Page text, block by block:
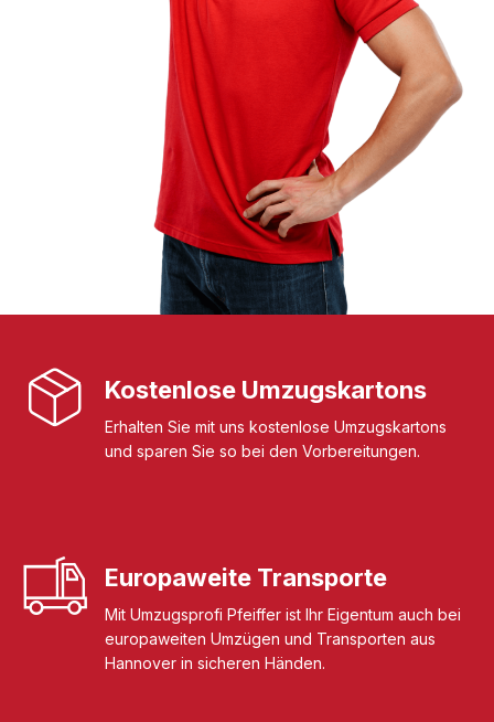
Kostenlose Umzugskartons
Erhalten Sie mit uns kostenlose Umzugskartons
und sparen Sie so bei den Vorbereitungen.
Europaweite Transporte
Mit Umzugsprofi Pfeiffer ist Ihr Eigentum auch bei
europaweiten Umzügen und Transporten aus
Hannover in sicheren Händen.